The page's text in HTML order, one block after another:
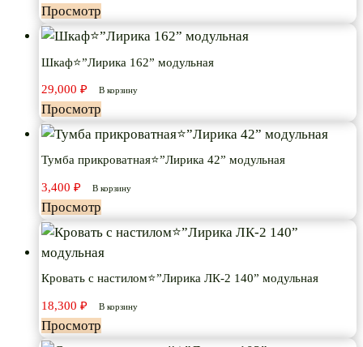
Просмотр
Шкаф⭐”Лирика 162” модульная
29,000 ₽ В корзину
Просмотр
Тумба прикроватная⭐”Лирика 42” модульная
3,400 ₽ В корзину
Просмотр
Кровать с настилом⭐”Лирика ЛК-2 140” модульная
18,300 ₽ В корзину
Просмотр